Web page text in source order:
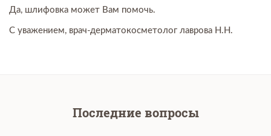
Да, шлифовка может Вам помочь.
С уважением, врач-дерматокосметолог лаврова Н.Н.
Последние вопросы